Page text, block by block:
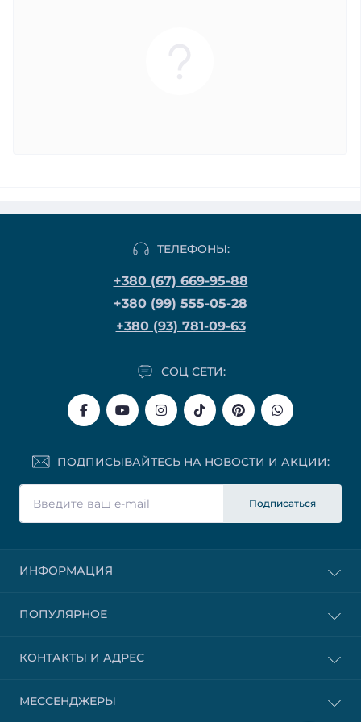
ТЕЛЕФОНЫ:
+380 (67) 669-95-88
+380 (99) 555-05-28
+380 (93) 781-09-63
СОЦ СЕТИ:
ПОДПИСЫВАЙТЕСЬ НА НОВОСТИ И АКЦИИ:
Подписаться
ИНФОРМАЦИЯ
ПОПУЛЯРНОЕ
КОНТАКТЫ И АДРЕС
МЕССЕНДЖЕРЫ